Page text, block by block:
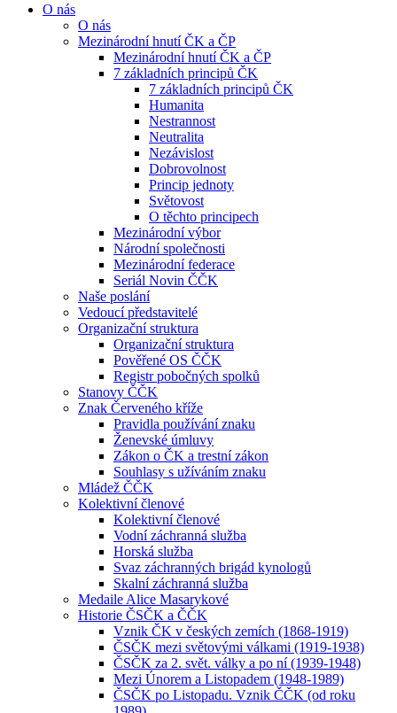
O nás
O nás
Mezinárodní hnutí ČK a ČP
Mezinárodní hnutí ČK a ČP
7 základních principů ČK
7 základních principů ČK
Humanita
Nestrannost
Neutralita
Nezávislost
Dobrovolnost
Princip jednoty
Světovost
O těchto principech
Mezinárodní výbor
Národní společnosti
Mezinárodní federace
Seriál Novin ČČK
Naše poslání
Vedoucí představitelé
Organizační struktura
Organizační struktura
Pověřené OS ČČK
Registr pobočných spolků
Stanovy ČČK
Znak Červeného kříže
Pravidla používání znaku
Ženevské úmluvy
Zákon o ČK a trestní zákon
Souhlasy s užíváním znaku
Mládež ČČK
Kolektivní členové
Kolektivní členové
Vodní záchranná služba
Horská služba
Svaz záchranných brigád kynologů
Skalní záchranná služba
Medaile Alice Masarykové
Historie ČSČK a ČČK
Vznik ČK v českých zemích (1868-1919)
ČSČK mezi světovými válkami (1919-1938)
ČSČK za 2. svět. války a po ní (1939-1948)
Mezi Únorem a Listopadem (1948-1989)
ČSČK po Listopadu. Vznik ČČK (od roku